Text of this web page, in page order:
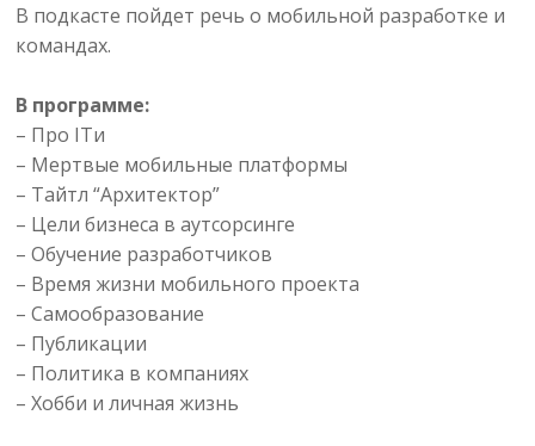
В подкасте пойдет речь о мобильной разработке и
командах.
В программе:
– Про ITи
– Мертвые мобильные платформы
– Тайтл “Архитектор”
– Цели бизнеса в аутсорсинге
– Обучение разработчиков
– Время жизни мобильного проекта
– Самообразование
– Публикации
– Политика в компаниях
– Хобби и личная жизнь